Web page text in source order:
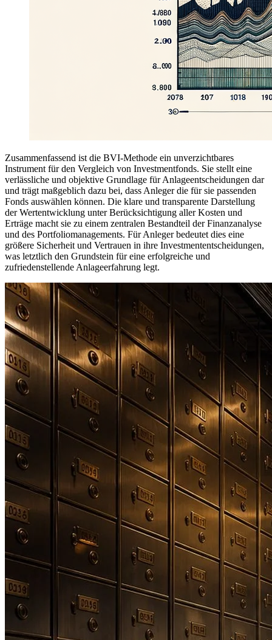
Zusammenfassend ist die BVI-Methode ein unverzichtbares
Instrument für den Vergleich von Investmentfonds. Sie stellt eine
verlässliche und objektive Grundlage für Anlageentscheidungen dar
und trägt maßgeblich dazu bei, dass Anleger die für sie passenden
Fonds auswählen können. Die klare und transparente Darstellung
der Wertentwicklung unter Berücksichtigung aller Kosten und
Erträge macht sie zu einem zentralen Bestandteil der Finanzanalyse
und des Portfoliomanagements. Für Anleger bedeutet dies eine
größere Sicherheit und Vertrauen in ihre Investmententscheidungen,
was letztlich den Grundstein für eine erfolgreiche und
zufriedenstellende Anlageerfahrung legt.